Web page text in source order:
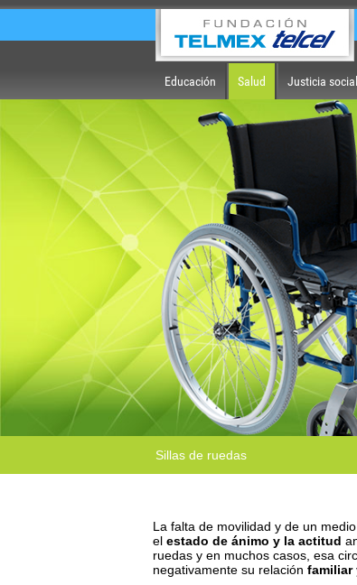
Educación Salud Justicia social
Sillas de ruedas
La falta de movilidad y de un
el estado de ánimo y la actitud
ruedas y en muchos casos, esa
negativamente su relación familiar